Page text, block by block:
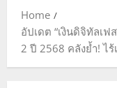
Home
อัปเดต “เงินดิจิทัลเ
2 ปี 2568 คลังย้ำ! ไ